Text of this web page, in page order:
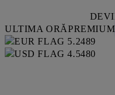
ULTIMA ORĂPREMIUM
5.2489
4.5480